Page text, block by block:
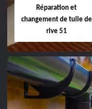
Réparation et
changement de tuile de
rive 51
Réparation et